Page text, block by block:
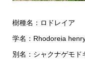
樹種名：ロドレイア
学名：Rhodoreia
別名：シャクナゲモド